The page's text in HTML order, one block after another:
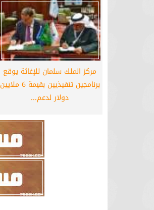
مركز الملك سلمان للإغاثة يوقع
برنامجين تنفيذيين بقيمة 6 ملايين
دولار لدعم...